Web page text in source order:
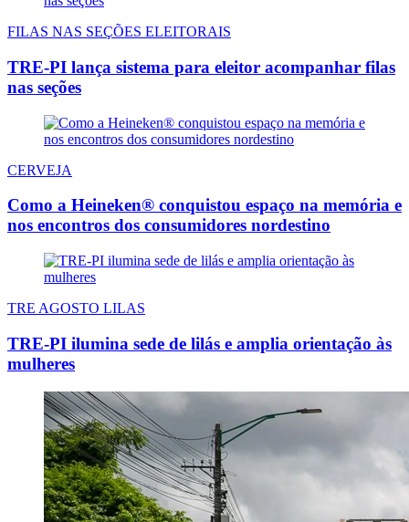
FILAS NAS SEÇÕES ELEITORAIS
TRE-PI lança sistema para eleitor acompanhar filas
nas seções
CERVEJA
Como a Heineken® conquistou espaço na memória e
nos encontros dos consumidores nordestino
TRE AGOSTO LILAS
TRE-PI ilumina sede de lilás e amplia orientação às
mulheres